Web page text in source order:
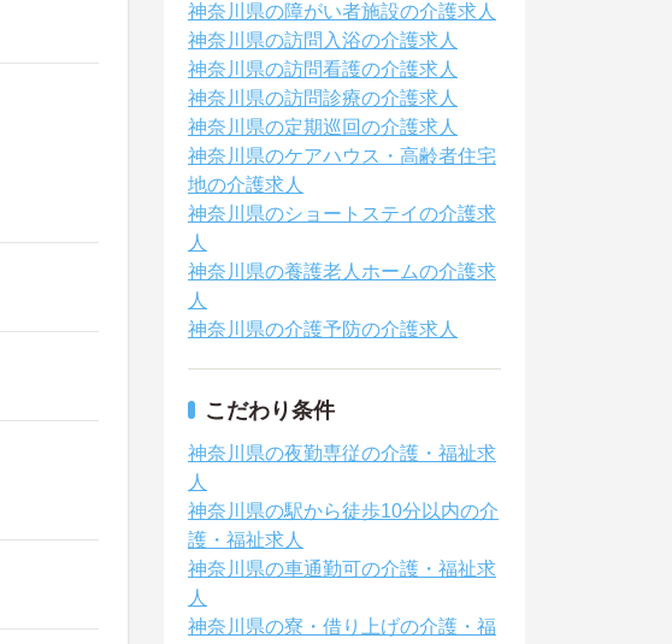
神奈川県の障がい者施設の介護求人
神奈川県の訪問入浴の介護求人
神奈川県の訪問看護の介護求人
神奈川県の訪問診療の介護求人
神奈川県の定期巡回の介護求人
神奈川県のケアハウス・高齢者住宅
地の介護求人
神奈川県のショートステイの介護求
人
神奈川県の養護老人ホームの介護求
人
神奈川県の介護予防の介護求人
こだわり条件
神奈川県の夜勤専従の介護・福祉求
人
神奈川県の駅から徒歩10分以内の介
護・福祉求人
神奈川県の車通勤可の介護・福祉求
人
神奈川県の寮・借り上げの介護・福